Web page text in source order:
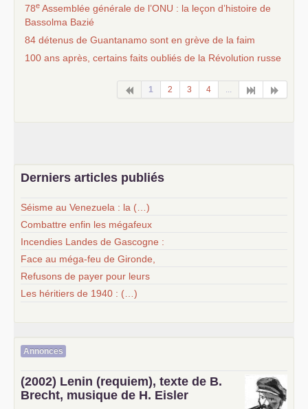
78e Assemblée générale de l’ONU : la leçon d’histoire de
Bassolma Bazié
84 détenus de Guantanamo sont en grève de la faim
100 ans après, certains faits oubliés de la Révolution russe
1 2 3 4 ...
Derniers articles publiés
Séisme au Venezuela : la (…)
Combattre enfin les mégafeux
Incendies Landes de Gascogne :
Face au méga-feu de Gironde,
Refusons de payer pour leurs
Les héritiers de 1940 : (…)
Annonces
(2002) Lenin (requiem), texte de B.
Brecht, musique de H. Eisler